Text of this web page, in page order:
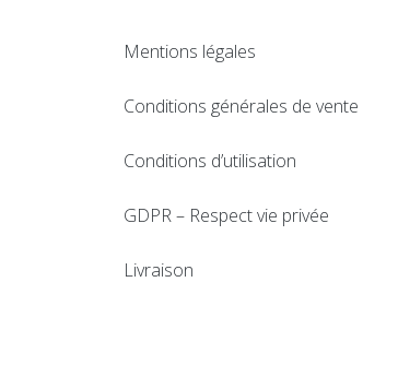
Mentions légales
Conditions générales de vente
Conditions d’utilisation
GDPR – Respect vie privée
Livraison